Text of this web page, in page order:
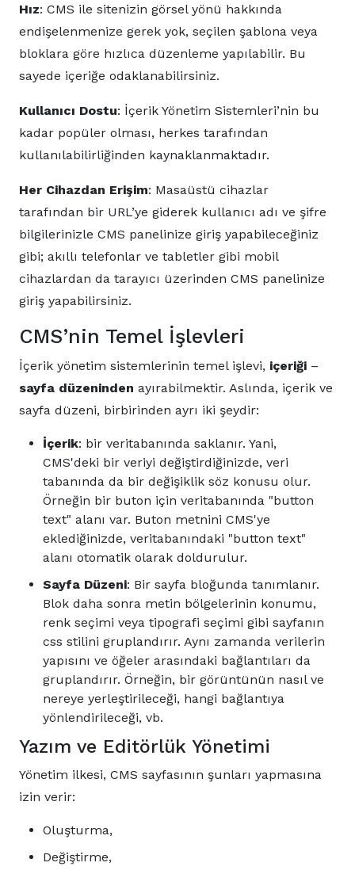
Hız: CMS ile sitenizin görsel yönü hakkında
endişelenmenize gerek yok, seçilen şablona veya
bloklara göre hızlıca düzenleme yapılabilir. Bu
sayede içeriğe odaklanabilirsiniz.
Kullanıcı Dostu: İçerik Yönetim Sistemleri’nin bu
kadar popüler olması, herkes tarafından
kullanılabilirliğinden kaynaklanmaktadır.
Her Cihazdan Erişim: Masaüstü cihazlar
tarafından bir URL’ye giderek kullanıcı adı ve şifre
bilgilerinizle CMS panelinize giriş yapabileceğiniz
gibi; akıllı telefonlar ve tabletler gibi mobil
cihazlardan da tarayıcı üzerinden CMS panelinize
giriş yapabilirsiniz.
CMS’nin Temel İşlevleri
İçerik yönetim sistemlerinin temel işlevi, içeriği –
sayfa düzeninden ayırabilmektir. Aslında, içerik ve
sayfa düzeni, birbirinden ayrı iki şeydir:
İçerik: bir veritabanında saklanır. Yani,
CMS'deki bir veriyi değiştirdiğinizde, veri
tabanında da bir değişiklik söz konusu olur.
Örneğin bir buton için veritabanında "button
text" alanı var. Buton metnini CMS'ye
eklediğinizde, veritabanındaki "button text"
alanı otomatik olarak doldurulur.
Sayfa Düzeni: Bir sayfa bloğunda tanımlanır.
Blok daha sonra metin bölgelerinin konumu,
renk seçimi veya tipografi seçimi gibi sayfanın
css stilini gruplandırır. Aynı zamanda verilerin
yapısını ve öğeler arasındaki bağlantıları da
gruplandırır. Örneğin, bir görüntünün nasıl ve
nereye yerleştirileceği, hangi bağlantıya
yönlendirileceği, vb.
Yazım ve Editörlük Yönetimi
Yönetim ilkesi, CMS sayfasının şunları yapmasına
izin verir:
Oluşturma,
Değiştirme,